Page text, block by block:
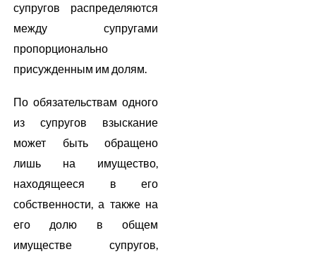
супругов распределяются
между супругами
пропорционально
присужденным им долям.
По обязательствам одного
из супругов взыскание
может быть обращено
лишь на имущество,
находящееся в его
собственности, а также на
его долю в общем
имуществе супругов,